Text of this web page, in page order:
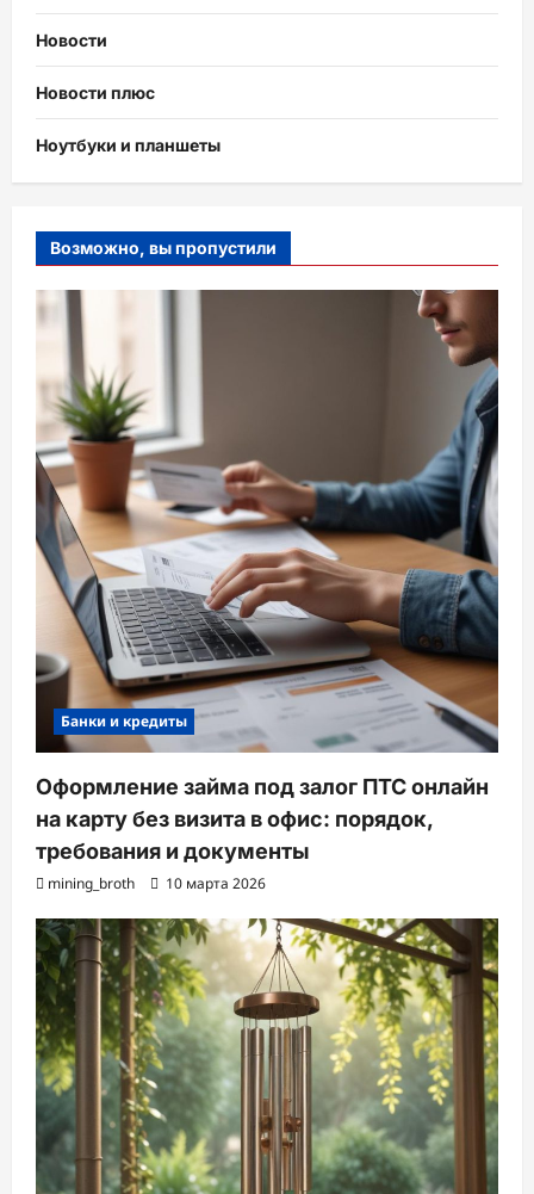
Новости
Новости плюс
Ноутбуки и планшеты
Возможно, вы пропустили
Банки и кредиты
Оформление займа под залог ПТС онлайн
на карту без визита в офис: порядок,
требования и документы
mining_broth 10 марта 2026